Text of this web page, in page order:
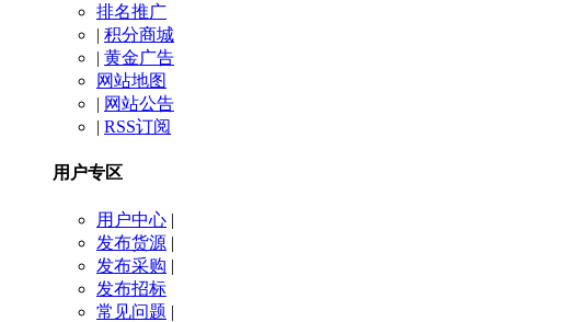
排名推广
| 积分商城
| 黄金广告
网站地图
| 网站公告
| RSS订阅
用户专区
用户中心 |
发布货源 |
发布采购 |
发布招标
常见问题 |